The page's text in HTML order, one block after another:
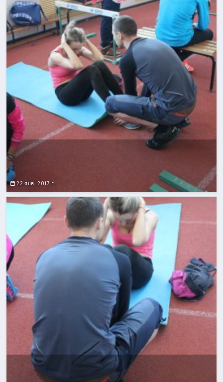
22 янв. 2017 г.